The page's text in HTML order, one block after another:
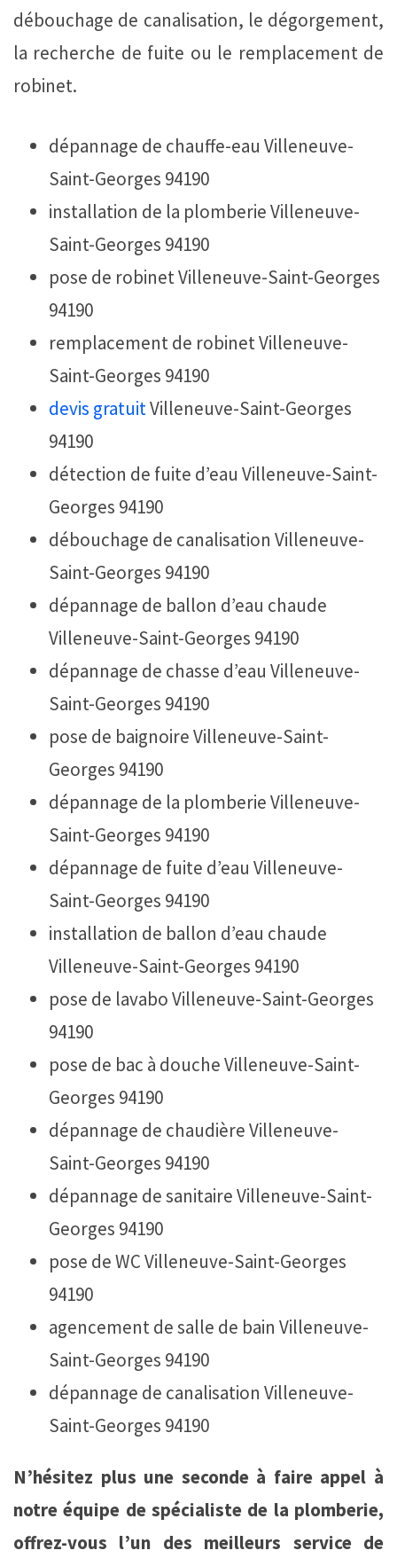
débouchage de canalisation, le dégorgement,
la recherche de fuite ou le remplacement de
robinet.
dépannage de chauffe-eau Villeneuve-
Saint-Georges 94190
installation de la plomberie Villeneuve-
Saint-Georges 94190
pose de robinet Villeneuve-Saint-Georges
94190
remplacement de robinet Villeneuve-
Saint-Georges 94190
devis gratuitVilleneuve-Saint-Georges
94190
détection de fuite d’eau Villeneuve-Saint-
Georges 94190
débouchage de canalisation Villeneuve-
Saint-Georges 94190
dépannage de ballon d’eau chaude
Villeneuve-Saint-Georges 94190
dépannage de chasse d’eau Villeneuve-
Saint-Georges 94190
pose de baignoire Villeneuve-Saint-
Georges 94190
dépannage de la plomberie Villeneuve-
Saint-Georges 94190
dépannage de fuite d’eau Villeneuve-
Saint-Georges 94190
installation de ballon d’eau chaude
Villeneuve-Saint-Georges 94190
pose de lavabo Villeneuve-Saint-Georges
94190
pose de bac à douche Villeneuve-Saint-
Georges 94190
dépannage de chaudière Villeneuve-
Saint-Georges 94190
dépannage de sanitaire Villeneuve-Saint-
Georges 94190
pose de WC Villeneuve-Saint-Georges
94190
agencement de salle de bain Villeneuve-
Saint-Georges 94190
dépannage de canalisation Villeneuve-
Saint-Georges 94190
N’hésitez plus une seconde à faire appel à
notre équipe de spécialiste de la plomberie,
offrez-vous l’un des meilleurs service de